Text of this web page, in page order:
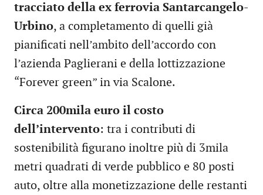
tracciato della ex ferrovia Santarcangelo-
Urbino, a completamento di quelli già
pianificati nell’ambito dell’accordo con
l’azienda Paglierani e della lottizzazione
“Forever green” in via Scalone.
Circa 200mila euro il costo
dell’intervento: tra i contributi di
sostenibilità figurano inoltre più di 3mila
metri quadrati di verde pubblico e 80 posti
auto, oltre alla monetizzazione delle restanti